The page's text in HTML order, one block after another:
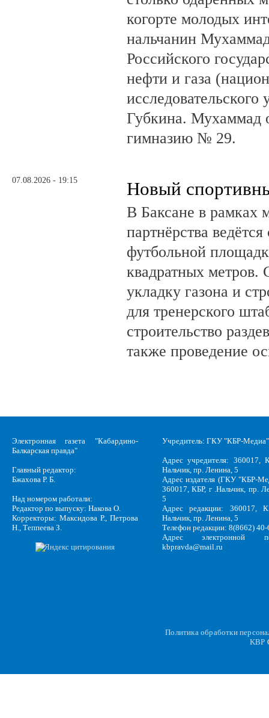
когорте молодых
нальчанин
Российского
нефти и газа
Губкина. Мухаммад
гимназию № 29.
07.08.2026 - 19:15 Новый
В Баксане в рамках
партнёрства
футбольной
квадратных метров.
укладку газона и
для тренерского
строительство
также проведение
Электронная газета "Кабардино-
Балкарская правда"
Главный редактор:
Бжахова Р. Б.
Над номером работали:
Редактор по выпуску: Накова О.
Корректоры: Максидова Р., Петрова
Н., Теппеева З.
Учредитель: ГКУ "КБР-Медиа"
Адрес учредителя: 360017,
Нальчик, пр. Ленина, 5
Адрес издателя (ГКУ "КБР-
360017, КБР, г .Нальчик, пр.
5
Адрес редакции: 360017,
Нальчик, пр. Ленина, 5
Телефон редакции: 8(8662)
Адрес электронной
kbpravda@mail.ru
Политика обработки
KBP